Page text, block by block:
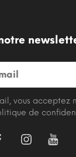
vous acceptez
de